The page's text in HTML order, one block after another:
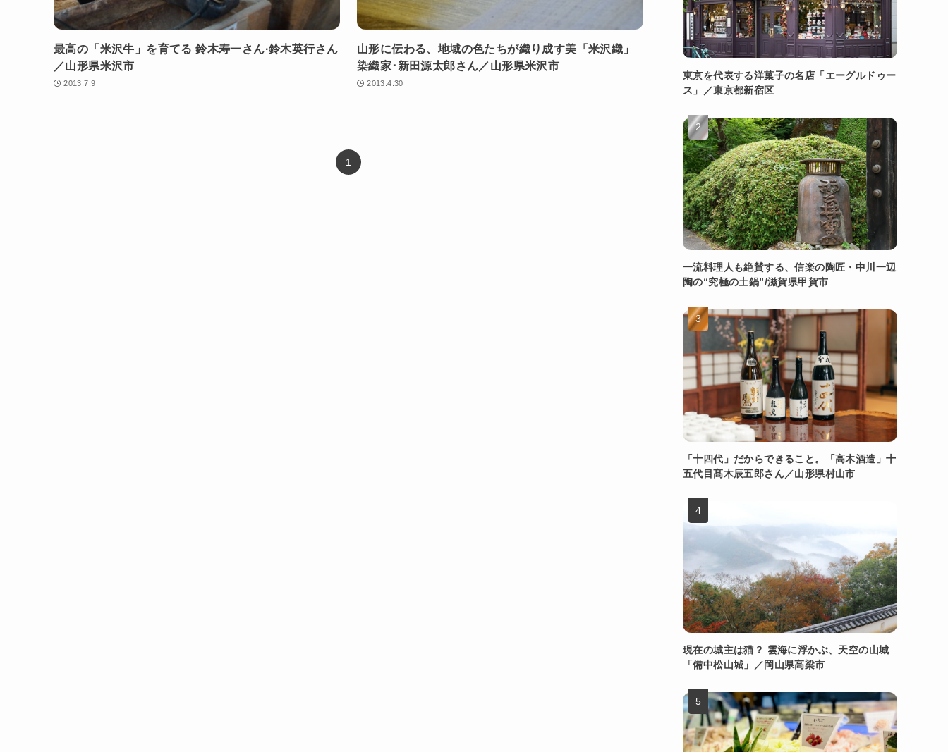
最高の「米沢牛」を育てる 鈴木寿一さん·鈴木英行さん
／山形県米沢市
2013.7.9
山形に伝わる、地域の色たちが織り成す美「米沢織」
染織家･新田源太郎さん／山形県米沢市
2013.4.30
1
東京を代表する洋菓子の名店「エーグルドゥー
ス」／東京都新宿区
一流料理人も絶賛する、信楽の陶匠・中川一辺
陶の“究極の土鍋”/滋賀県甲賀市
「十四代」だからできること。「高木酒造」十
五代目髙木辰五郎さん／山形県村山市
現在の城主は猫？ 雲海に浮かぶ、天空の山城
「備中松山城」／岡山県高梁市